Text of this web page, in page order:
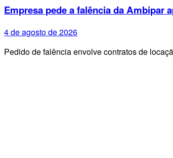
Empresa pede a falência da Ambipar
4 de agosto de 2026
Pedido de falência envolve contratos de